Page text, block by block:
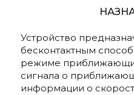
Устройство
бесконтактным
режиме
сигнала о
информации о